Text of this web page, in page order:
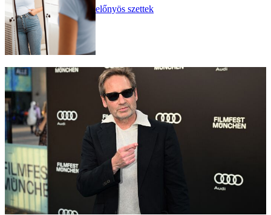
előnyös szettek